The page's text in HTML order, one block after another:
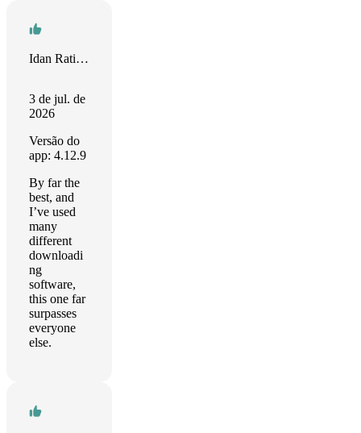
Idan Ratinsky
3 de jul. de
2026
Versão do
app: 4.12.9
By far the
best, and
I’ve used
many
different
downloadi
ng
software,
this one far
surpasses
everyone
else.